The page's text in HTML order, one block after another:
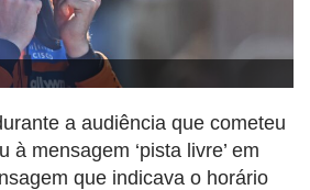
a audiência que cometeu
à mensagem ‘pista livre’ em
que indicava o horário